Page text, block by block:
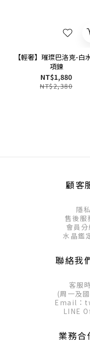
【輕奢】璀璨巴洛克-白
項鍊
NT$1,880
NT$2,380
顧客
隱
售後
會員
水晶
聯絡我
客服
(周一及
Email：
LINE
業務